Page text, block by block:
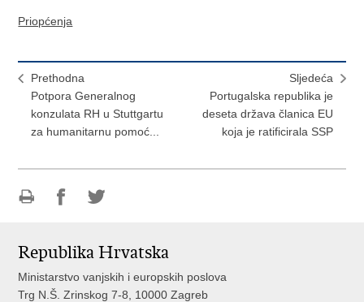
Priopćenja
Prethodna
Potpora Generalnog
konzulata RH u Stuttgartu
za humanitarnu pomoć...
Sljedeća
Portugalska republika je
deseta država članica EU
koja je ratificirala SSP
Facebooku
Twitteru
Republika Hrvatska
Ministarstvo vanjskih i europskih poslova
Trg N.Š. Zrinskog 7-8, 10000 Zagreb